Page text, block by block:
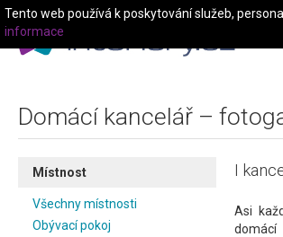
Domácí kancelář –
Místnost
Všechny místnosti
Obývací pokoj
I
Asi
Tento web používá k poskytování služeb,
informace